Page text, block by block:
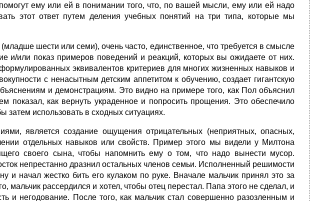
ему или ей в понимании того, что, по вашей мысли, ему или ей надо
этот ответ путем деления учебных понятий на три типа, которые мы
шести или семи), очень часто, единственное, что требуется в смысле
и/или показ примеров поведений и реакций, которых вы ожидаете от них.
эквивалентов критериев для многих жизненных навыков и
с ненасытным детским аппетитом к обучению, создает гигантскую
и демонстрациям. Это видно на примере того, как Пол объяснил
показал, как вернуть украденное и попросить прощения. Это обеспечило
затем использовать в сходных ситуациях.
является создание ощущения отрицательных (неприятных, опасных,
отдельных навыков или свойств. Пример этого мы видели у Милтона
своего сына, чтобы напомнить ему о том, что надо вынести мусор.
непрестанно дразнил остальных членов семьи. Исполненный решимости
и начал жестко бить его кулаком по руке. Вначале мальчик принял это за
мальчик рассердился и хотел, чтобы отец перестал. Папа этого не сделал, и
и негодование. После того, как мальчик стал совершенно разозленным и